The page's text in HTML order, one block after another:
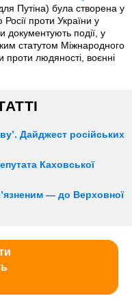
Путіна) була створена у
проти України у
документують події, у
статутом Міжнародного
проти людяності, воєнні
Дайджест російських
Каховської
— до Верховної